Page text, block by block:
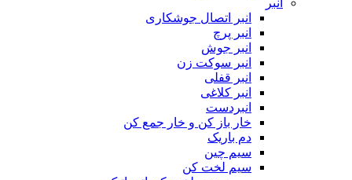
انبر اتصال جوشکاری
انبر پرچ
انبر جوش
انبر سوکت زن
انبر قفلی
انبر کلاغی
انبردست
خار باز کن و خار جمع کن
دم باریک
سیم چین
سیم لخت کن